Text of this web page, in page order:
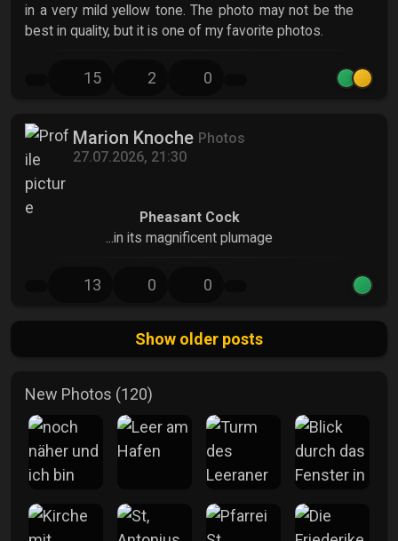
in a very mild yellow tone. The photo may not be the
best in quality, but it is one of my favorite photos.
15 2 0
Marion Knoche Photos
27.07.2026, 21:30
Pheasant Cock
...in its magnificent plumage
13 0 0
Show older posts
New Photos (120)